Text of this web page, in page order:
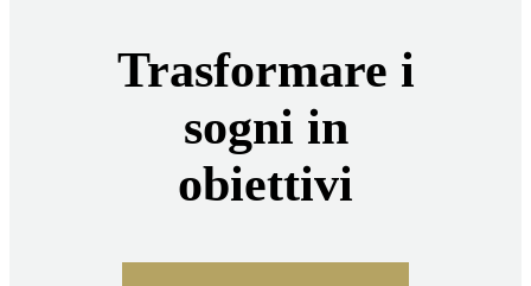
Trasformare i
sogni in
obiettivi